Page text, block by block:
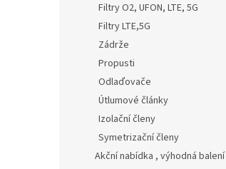
Filtry O2, UFON, LTE, 5G
Filtry LTE,5G
Zádrže
Propusti
Odlaďovače
Útlumové články
Izolační členy
Symetrizační členy
Akční nabídka , výhodná balení